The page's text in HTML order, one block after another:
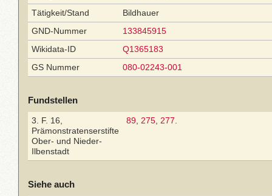
Tätigkeit/Stand
Bildhauer
GND-Nummer
133845915
Wikidata-ID
Q1365183
GS Nummer
080-02243-001
Fundstellen
3. F. 16,
Prämonstratenserstifte
Ober- und Nieder-
Ilbenstadt
89 275 277
Siehe auch